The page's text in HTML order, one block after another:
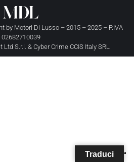
by Motori Di Lusso– 2015 – 2025 – P.IVA
02682710039
Ltd S.r.l. & Cyber Crime CCIS Italy SRL
Traduci